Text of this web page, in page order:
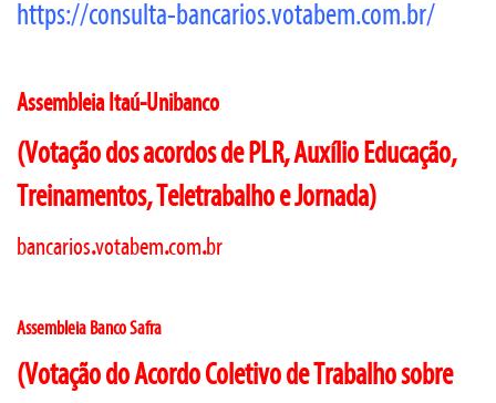
https://consulta-bancarios.votabem.com.br/
Assembleia Itaú-Unibanco
(Votação dos acordos dePLR, Auxílio Educação,
Treinamentos, Teletrabalho e Jornada)
bancarios.votabem.com.br
Assembleia Banco Safra
(Votação do Acordo Coletivo de Trabalho sobre